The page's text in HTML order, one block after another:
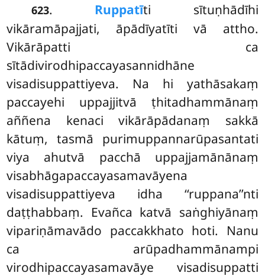
623. Ruppatīti sītuṇhādīhi
vikāramāpajjati, āpādīyatīti vā attho.
Vikārāpatti ca
sītādivirodhipaccayasannidhāne
visadisuppattiyeva. Na hi yathāsakaṃ
paccayehi uppajjitvā ṭhitadhammānaṃ
aññena kenaci vikārāpādanaṃ sakkā
kātuṃ, tasmā purimuppannarūpasantati
viya ahutvā pacchā uppajjamānānaṃ
visabhāgapaccayasamavāyena
visadisuppattiyeva idha ‘‘ruppana’’nti
daṭṭhabbaṃ. Evañca katvā saṅghiyānaṃ
vipariṇāmavādo paccakkhato hoti. Nanu
ca arūpadhammānampi
virodhipaccayasamavāye visadisuppatti